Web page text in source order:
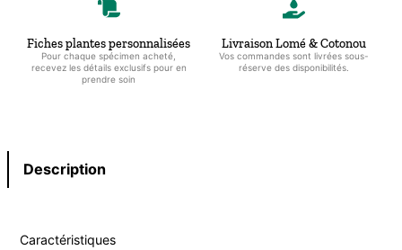
Fiches plantes personnalisées
Pour chaque spécimen acheté,
recevez les détails exclusifs pour en
prendre soin
Livraison Lomé & Cotonou
Vos commandes sont livrées sous-
réserve des disponibilités.
Description
Caractéristiques